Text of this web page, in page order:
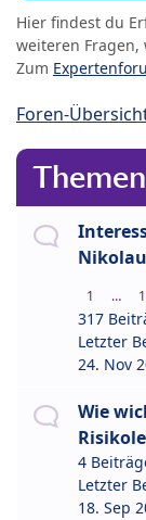
Hier findest du
weiteren
Zum
Foren-
Themen
1 …
317
Letzter
24. Nov
Wie
4
Letzter
18. Sep